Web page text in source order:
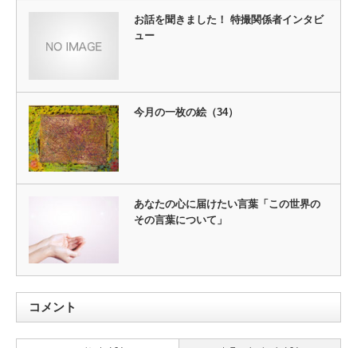
お話を聞きました！ 特撮関係者インタビ
ュー
今月の一枚の絵（34）
あなたの心に届けたい言葉「この世界の
その言葉について」
コメント